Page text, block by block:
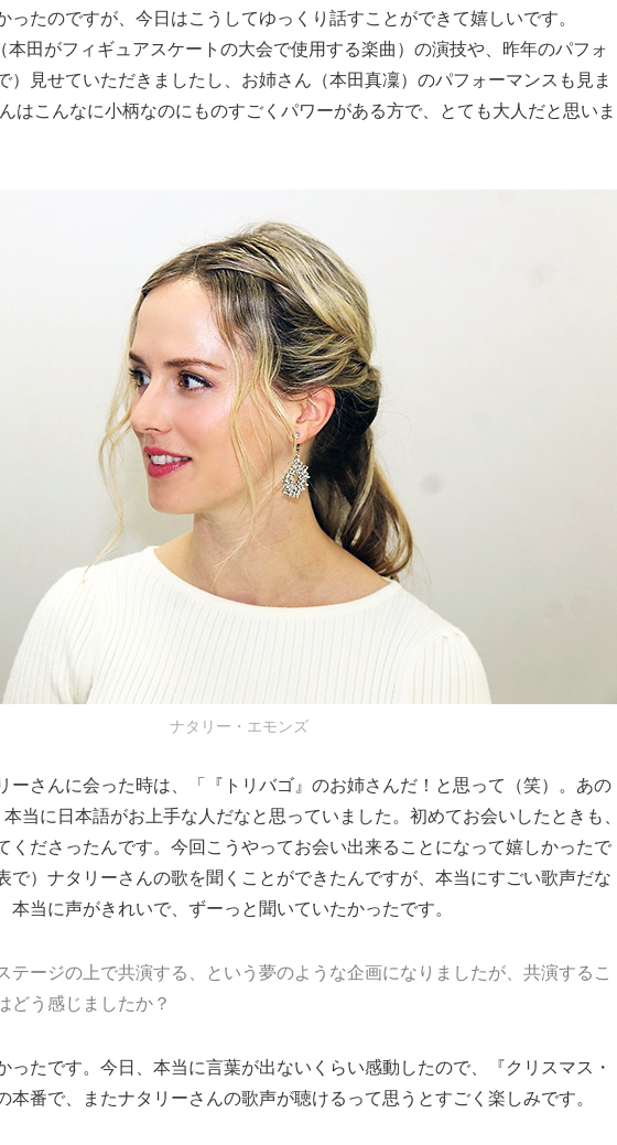
ったのですが、今日はこうしてゆっくり話すことができて嬉しいです。
本田がフィギュアスケートの大会で使用する楽曲）の演技や、昨年のパフォ
）見せていただきましたし、お姉さん（本田真凜）のパフォーマンスも見ま
はこんなに小柄なのにものすごくパワーがある方で、とても大人だと思いま
ナタリー・エモンズ
ーさんに会った時は、「『トリバゴ』のお姉さんだ！と思って（笑）。あの
当に日本語がお上手な人だなと思っていました。初めてお会いしたときも、
くださったんです。今回こうやってお会い出来ることになって嬉しかったで
で）ナタリーさんの歌を聞くことができたんですが、本当にすごい歌声だな
本当に声がきれいで、ずーっと聞いていたかったです。
ージの上で共演する、という夢のような企画になりましたが、共演するこ
どう感じましたか？
ったです。今日、本当に言葉が出ないくらい感動したので、『クリスマス・
本番で、またナタリーさんの歌声が聴けるって思うとすごく楽しみです。